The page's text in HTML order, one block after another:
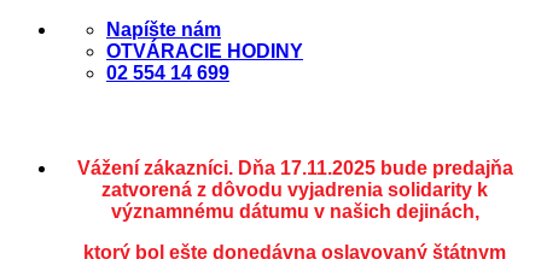
Skip
Napíšte nám
OTVÁRACIE HODINY
02 554 14 699
Vážení zákazníci. Dňa 17.11.2025 bude predajňa
zatvorená z dôvodu vyjadrenia solidarity k
významnému dátumu v našich dejinách,
ktorý bol ešte donedávna oslavovaný štátnym